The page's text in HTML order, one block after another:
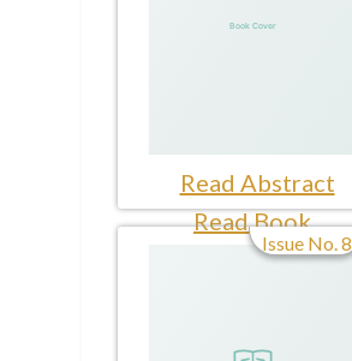
Read Abstract
Read Book
Issue No. 8